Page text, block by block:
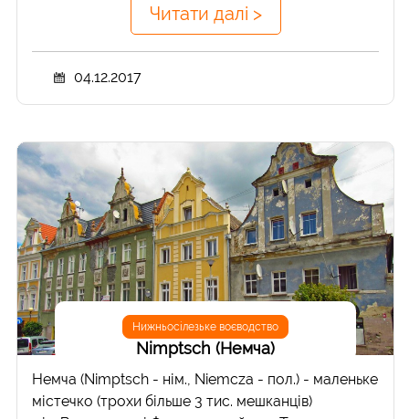
Читати далі >
04.12.2017
Нижньосілезьке воєводство
Nimptsch (Немча)
Немча (Nimptsch - нім., Niemcza - пол.) - маленьке
містечко (трохи більше 3 тис. мешканців)